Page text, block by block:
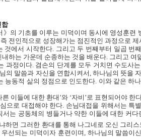
합
의 기초를 이루는 미덕이며 동시에 영성훈련
즉 전인적으로 성장해가는 점진적인 과정으로 제
것에서 시작한다. 그리고 두 번째부터 일곱 번
내하는 가운데 순종하는 것을 배운다. 그리고 여
과정이다. 겸손의 단계를 모두 거치면 수도사
의 말씀과 자신을 연합시켜서, 하나님의 뜻을
능동적 삶의 정점으로 인도한다. 이와 같은 하
른 이들에 대한 환대’와 ‘자비 ’로 표현되어야 한
으로 대접해야 한다. 손님대접을 위해서는 특
서는 공동체의 병들거나 약한 이들에 대한 커
하면 그러한 환대를 통해 나그네로 오신 그리
선되는 미덕이자 훈련이며 하나님의 말씀이